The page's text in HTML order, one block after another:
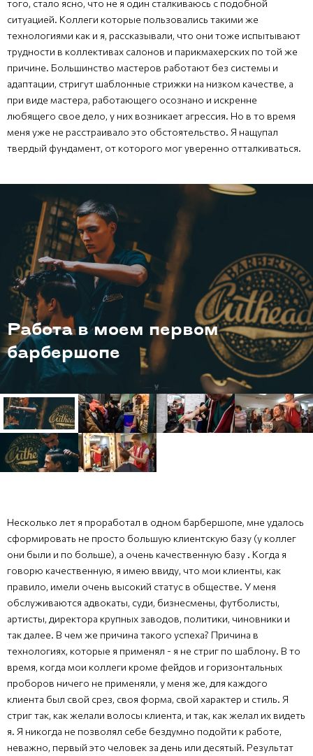
того, стало ясно, что не я один сталкиваюсь с подобной
ситуацией. Коллеги которые пользовались такими же
технологиями как и я, рассказывали, что они тоже испытывают
трудности в коллективах салонов и парикмахерских по той же
причине. Большинство мастеров работают без системы и
адаптации, стригут шаблонные стрижки на низком качестве, а
при виде мастера, работающего осознано и искренне
любящего свое дело, у них возникает агрессия. Но в то время
меня уже не расстраивало это обстоятельство. Я нащупал
твердый фундамент, от которого мог уверенно отталкиваться.
барбербатл
Несколько лет я проработал в одном барбершопе, мне удалось
сформировать не просто большую клиентскую базу (у коллег
они были и по больше), а очень качественную базу . Когда я
говорю качественную, я имею ввиду, что мои клиенты, как
правило, имели очень высокий статус в обществе. У меня
обслуживаются адвокаты, суди, бизнесмены, футболисты,
артисты, директора крупных заводов, политики, чиновники и
так далее. В чем же причина такого успеха? Причина в
технологиях, которые я применял - я не стриг по шаблону. В то
время, когда мои коллеги кроме фейдов и горизонтальных
проборов ничего не применяли, у меня же, для каждого
клиента был свой срез, своя форма, свой характер и стиль. Я
стриг так, как желали волосы клиента, и так, как желал их видеть
я. Я никогда не позволял себе бездумно подойти к работе,
неважно, первый это человек за день или десятый. Результат